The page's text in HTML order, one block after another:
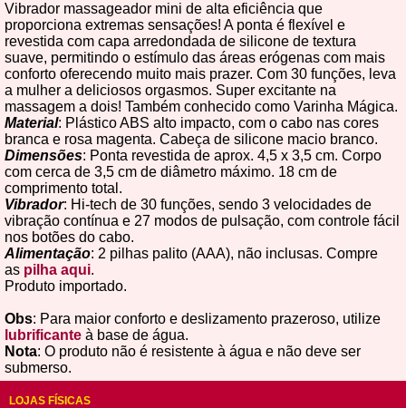
Vibrador massageador mini de alta eficiência que
proporciona extremas sensações! A ponta é flexível e
revestida com capa arredondada de silicone de textura
suave, permitindo o estímulo das áreas erógenas com mais
conforto oferecendo muito mais prazer. Com 30 funções, leva
a mulher a deliciosos orgasmos. Super excitante na
massagem a dois! Também conhecido como Varinha Mágica.
Material: Plástico ABS alto impacto, com o cabo nas cores
branca e rosa magenta. Cabeça de silicone macio branco.
Dimensões: Ponta revestida de aprox. 4,5 x 3,5 cm. Corpo
com cerca de 3,5 cm de diâmetro máximo. 18 cm de
comprimento total.
Vibrador: Hi-tech de 30 funções, sendo 3 velocidades de
vibração contínua e 27 modos de pulsação, com controle fácil
nos botões do cabo.
Alimentação: 2 pilhas palito (AAA), não inclusas. Compre
as pilha aqui.
Produto importado.
Obs: Para maior conforto e deslizamento prazeroso, utilize
lubrificante à base de água.
Nota: O produto não é resistente à água e não deve ser
submerso.
LOJAS FÍSICAS